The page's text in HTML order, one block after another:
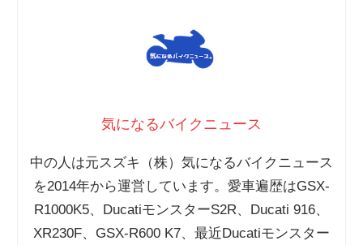
気になるバイクニュース
中の人は元スズキ（株）気になるバイクニュース
を2014年から運営しています。愛車遍歴はGSX-
R1000K5、DucatiモンスターS2R、Ducati 916、
XR230F、GSX-R600 K7、最近Ducatiモンスター